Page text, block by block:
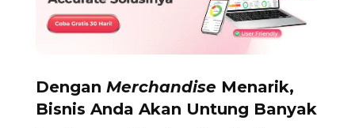
Dengan Merchandise Menarik,
Bisnis Anda Akan Untung Banyak